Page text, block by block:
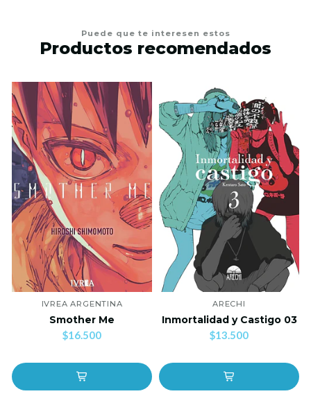
Puede que te interesen estos
Productos recomendados
IVREA ARGENTINA
Smother Me
$16.500
ARECHI
Inmortalidad y Castigo 03
$13.500